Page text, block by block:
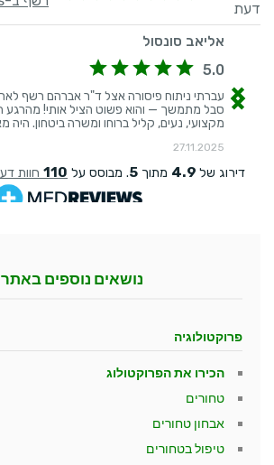
נושאים נוספים באתר
פרוקטולוגיה
הכירו את הפרוקטולוג
טחורים
אבחון טחורים
טיפול בטחורים